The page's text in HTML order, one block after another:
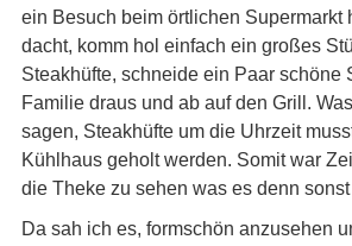
ein Besuch beim örtlichen Supermarkt
dacht, komm hol einfach ein großes
Steakhüfte, schneide ein Paar schöne
Familie draus und ab auf den Grill.
sagen, Steakhüfte um die Uhrzeit
Kühlhaus geholt werden. Somit war
die Theke zu sehen was es denn
Da sah ich es, formschön anzusehen